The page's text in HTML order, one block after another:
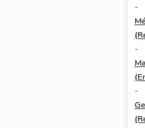
-
-
-